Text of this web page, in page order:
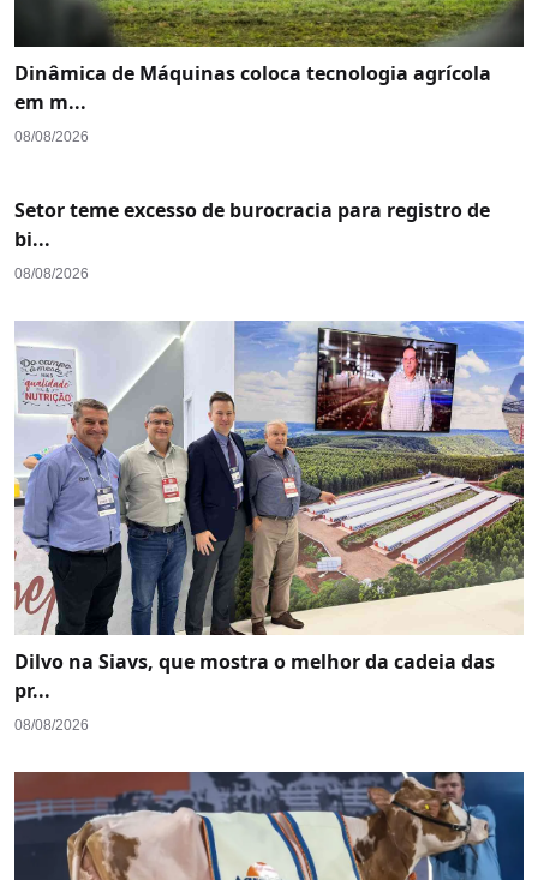
Dinâmica de Máquinas coloca tecnologia agrícola
em m...
08/08/2026
Setor teme excesso de burocracia para registro de
bi...
08/08/2026
Dilvo na Siavs, que mostra o melhor da cadeia das
pr...
08/08/2026